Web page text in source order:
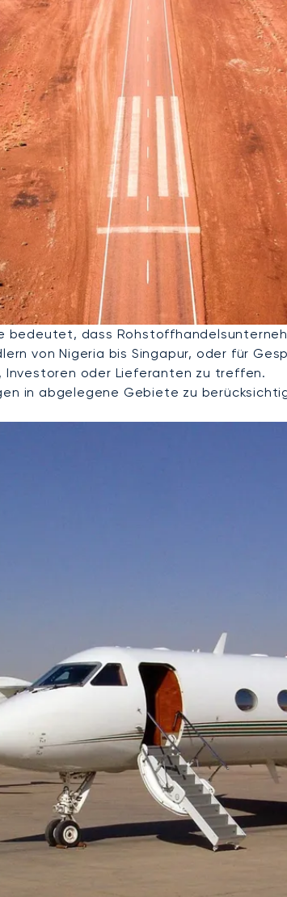
dass
von Nigeria bis Singapur, oder für
Investoren oder Lieferanten zu treffen.
in abgelegene Gebiete zu